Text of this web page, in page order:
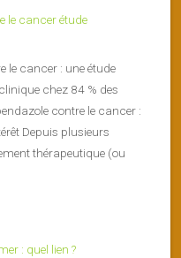
le cancer étude
le cancer : une étude
chez 84 % des
contre le cancer :
Depuis plusieurs
thérapeutique (ou
: quel lien ?